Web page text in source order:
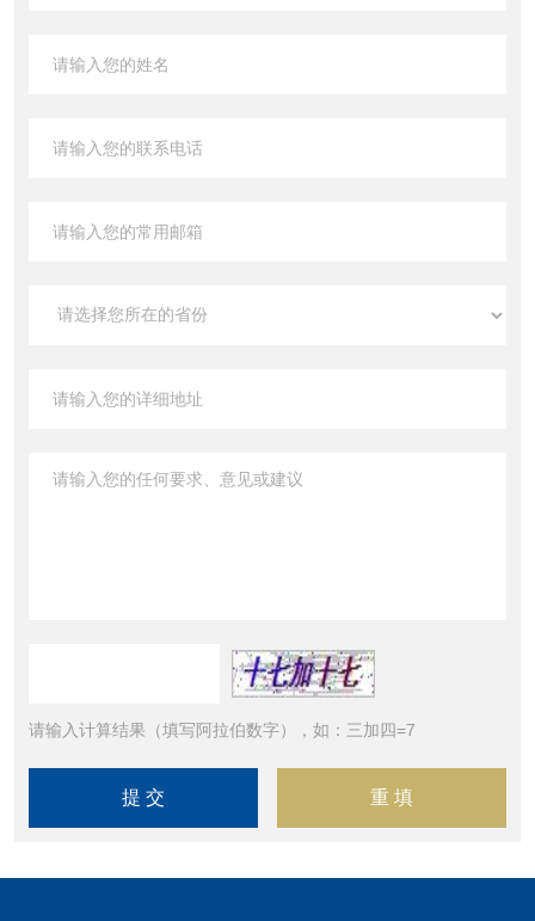
请输入计算结果（填写阿拉伯数字），如：三加四=7